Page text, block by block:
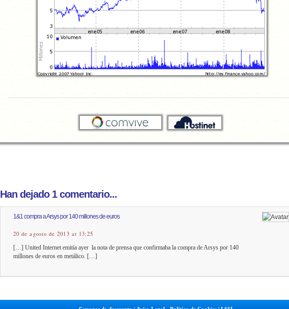
Han dejado 1 comentario...
1&1 compra a Arsys por 140 millones de euros
20 de agosto de 2013 at 13:25
[…] United Internet emitía ayer la nota de prensa que confirmaba la compra de Arsys por 140
millones de euros en metálico. […]